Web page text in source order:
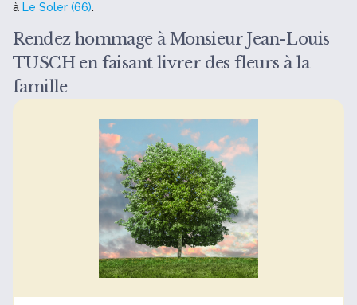
à Le Soler (66).
Rendez hommage à Monsieur Jean-Louis
TUSCH en faisant livrer des fleurs à la
famille